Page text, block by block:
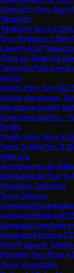
Ayacucho Peru
Tarapoto
Tarapoto Tours &
Tour Tarapoto 5 Dias
Laguna Azul
Tours en Tarapoto
Tarapoto Perú Cerca
Iquitos
Iquitos Peru Tour
Iquitos Amazonas
Amazonas Iquitos
Amazonas Iquitos –
Trujillo
Trujillo Peru Tours​ 4
Tours Trujillo Peru 3
Mancora
Avistamiento de
Manglares de Puerto
Paquetes Turísticos
Tours Clasicos
Arequipa
Arequipa Mistika 4D/
Arequipa Aventurera
Arequipa Extrema 5
Puno Paquete
Paquete Tour Puno 4
Tours Vivenciales